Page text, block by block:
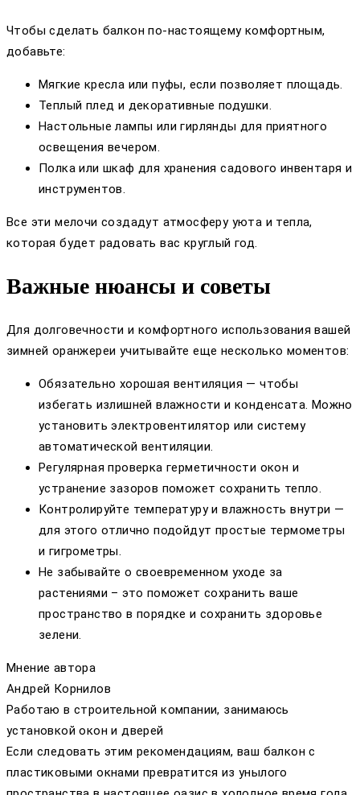
Чтобы сделать балкон по-настоящему комфортным,
добавьте:
Мягкие кресла или пуфы, если позволяет площадь.
Теплый плед и декоративные подушки.
Настольные лампы или гирлянды для приятного
освещения вечером.
Полка или шкаф для хранения садового инвентаря и
инструментов.
Все эти мелочи создадут атмосферу уюта и тепла,
которая будет радовать вас круглый год.
Важные нюансы и советы
Для долговечности и комфортного использования вашей
зимней оранжереи учитывайте еще несколько моментов:
Обязательно хорошая вентиляция — чтобы
избегать излишней влажности и конденсата. Можно
установить электровентилятор или систему
автоматической вентиляции.
Регулярная проверка герметичности окон и
устранение зазоров поможет сохранить тепло.
Контролируйте температуру и влажность внутри —
для этого отлично подойдут простые термометры
и гигрометры.
Не забывайте о своевременном уходе за
растениями – это поможет сохранить ваше
пространство в порядке и сохранить здоровье
зелени.
Мнение автора
Андрей Корнилов
Работаю в строительной компании, занимаюсь
установкой окон и дверей
Если следовать этим рекомендациям, ваш балкон с
пластиковыми окнами превратится из унылого